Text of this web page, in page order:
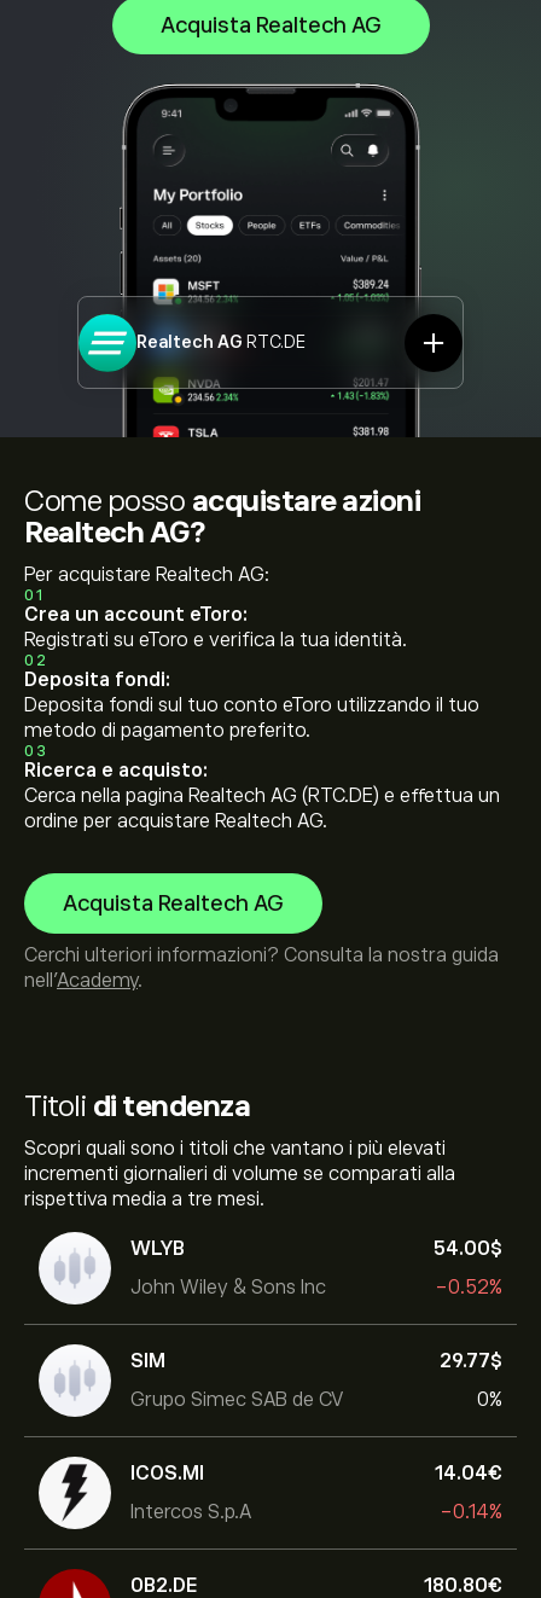
Acquista Realtech AG
Realtech AG RTC.DE
Titoli di tendenza
Scopri quali sono i titoli che vantano i più elevati
incrementi giornalieri di volume se comparati alla
rispettiva media a tre mesi.
WLYB
John Wiley & Sons Inc
54.00‎$‎
-0.52%
SIM
Grupo Simec SAB de CV
29.77‎$‎
0%
ICOS.MI
Intercos S.p.A
14.04‎€‎
-0.14%
0B2.DE
180.80‎€‎
Come posso acquistare azioni
Realtech AG?
Per acquistare Realtech AG:
01
Crea un account eToro:
Registrati su eToro e verifica la tua identità.
02
Deposita fondi:
Deposita fondi sul tuo conto eToro utilizzando il tuo
metodo di pagamento preferito.
03
Ricerca e acquisto:
Cerca nella pagina Realtech AG (RTC.DE) e effettua un
ordine per acquistare Realtech AG.
Acquista Realtech AG
Cerchi ulteriori informazioni? Consulta la nostra guida
nell’Academy.